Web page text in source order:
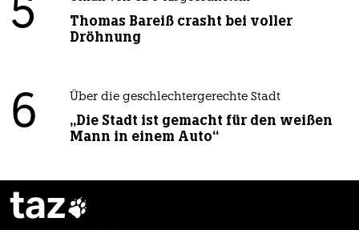
5
Thomas Bareiß crasht bei voller
Dröhnung
6 Über die geschlechtergerechte Stadt
„Die Stadt ist gemacht für den weißen
Mann in einem Auto“
taz